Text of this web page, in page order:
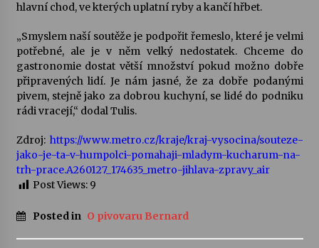
hlavní chod, ve kterých uplatní ryby a kančí hřbet.
„Smyslem naší soutěže je podpořit řemeslo, které je velmi
potřebné, ale je v něm velký nedostatek. Chceme do
gastronomie dostat větší množství pokud možno dobře
připravených lidí. Je nám jasné, že za dobře podanými
pivem, stejně jako za dobrou kuchyní, se lidé do podniku
rádi vracejí,“ dodal Tulis.
Zdroj: https://www.metro.cz/kraje/kraj-vysocina/souteze-
jako-je-ta-v-humpolci-pomahaji-mladym-kucharum-na-
trh-prace.A260127_174635_metro-jihlava-zpravy_air
Post Views: 9
Posted in O pivovaru Bernard